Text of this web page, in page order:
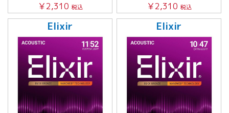
￥2,310 税込
￥2,310 税込
Elixir Elixir